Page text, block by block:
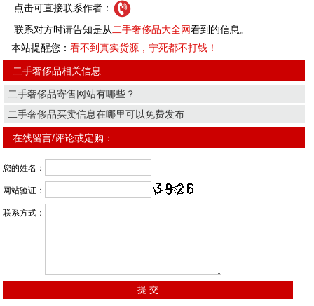
点击可直接联系作者：
联系对方时请告知是从二手奢侈品大全网看到的信息。
本站提醒您：看不到真实货源，宁死都不打钱！
二手奢侈品相关信息
二手奢侈品寄售网站有哪些？
二手奢侈品买卖信息在哪里可以免费发布
在线留言/评论或定购：
您的姓名：
网站验证：
联系方式：